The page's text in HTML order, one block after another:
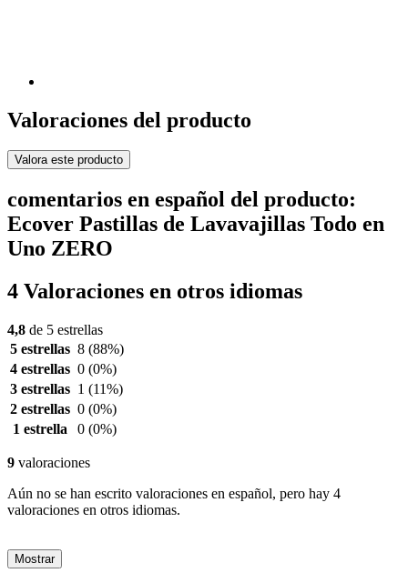
Valoraciones del producto
Valora este producto
comentarios en español del producto:
Ecover Pastillas de Lavavajillas Todo en
Uno ZERO
4 Valoraciones en otros idiomas
4,8 de 5 estrellas
5 estrellas 8 (88%)
4 estrellas 0 (0%)
3 estrellas 1 (11%)
2 estrellas 0 (0%)
1 estrella
0 (0%)
9 valoraciones
Aún no se han escrito valoraciones en español, pero hay 4
valoraciones en otros idiomas.
Mostrar